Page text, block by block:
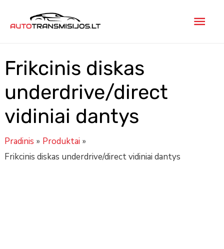
prie
Frikcinis diskas
underdrive/direct
vidiniai dantys
Pradinis
Produktai
Frikcinis diskas underdrive/direct vidiniai dantys